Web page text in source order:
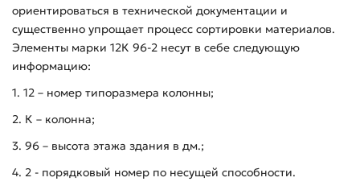
ориентироваться в технической документации и
существенно упрощает процесс сортировки материалов.
Элементы марки 12К 96-2 несут в себе следующую
информацию:
1. 12 – номер типоразмера колонны;
2. К – колонна;
3. 96 – высота этажа здания в дм.;
4. 2 - порядковый номер по несущей способности.